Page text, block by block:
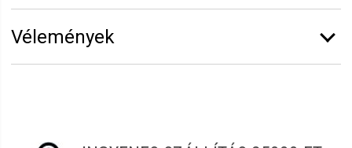
Vélemények